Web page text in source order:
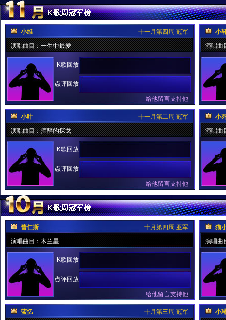
小维
十一月第四周 冠军
演唱曲目：一生中最爱
K歌回放
点评回放
给他留言支持他
小
演唱曲
小叶
十一月第二周 冠军
演唱曲目：酒醉的探戈
K歌回放
点评回放
给他留言支持他
小
演唱曲
蕾仁斯
十月第四周 亚军
演唱曲目：木兰星
K歌回放
点评回放
给他留言支持他
猫
演唱曲
蓝忆
十月第三周 冠军
小